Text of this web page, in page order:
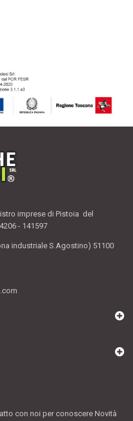
imprese di Pistoia del
- 141597
industriale S.Agostino) 51100
con noi per conoscere Novità